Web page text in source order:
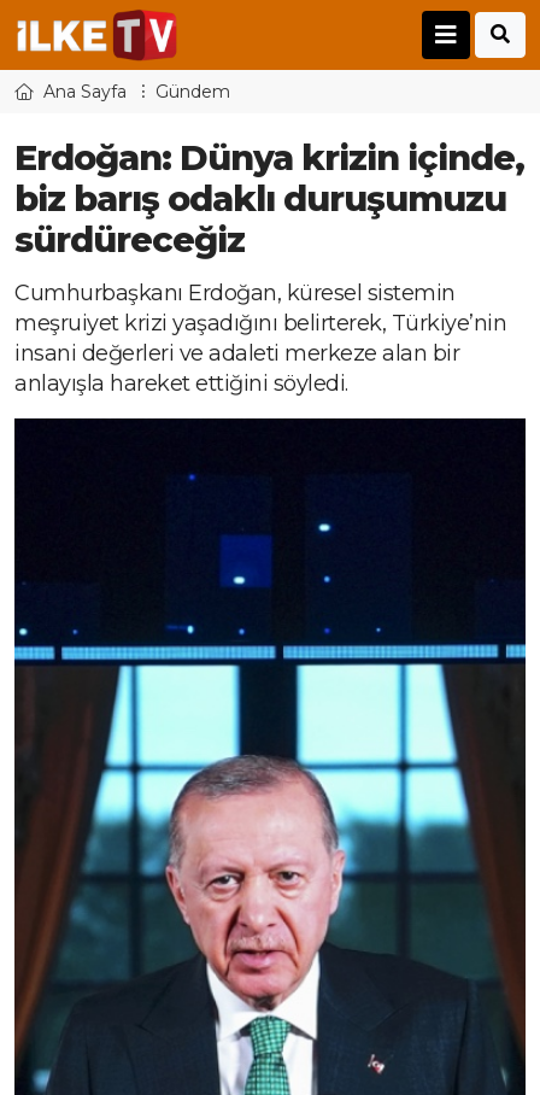
Ana Sayfa Gündem
Erdoğan: Dünya krizin içinde,
biz barış odaklı duruşumuzu
sürdüreceğiz
Cumhurbaşkanı Erdoğan, küresel sistemin
meşruiyet krizi yaşadığını belirterek, Türkiye’nin
insani değerleri ve adaleti merkeze alan bir
anlayışla hareket ettiğini söyledi.